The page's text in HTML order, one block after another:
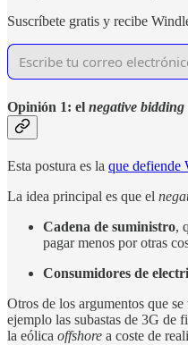
Suscríbete gratis y recibe
Opinión 1: el negative bidding
Esta postura es la que defiende
La idea principal es que el
Cadena de suministro,
pagar menos por otras
Consumidores de
Otros de los argumentos que
ejemplo las subastas de 3G de
la eólica offshore a coste de